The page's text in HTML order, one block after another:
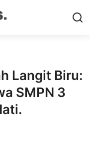
Langit Biru:
SMPN 3